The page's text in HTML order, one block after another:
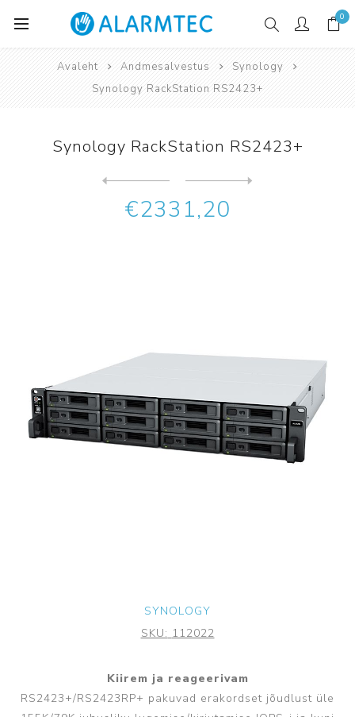
0
Avaleht Andmesalvestus
Synology
Synology RackStation RS2423+
Synology RackStation RS2423+
€2331,20
SYNOLOGY
SKU: 112022
Kiirem ja reageerivam
RS2423+/RS2423RP+ pakuvad erakordset jõudlust üle